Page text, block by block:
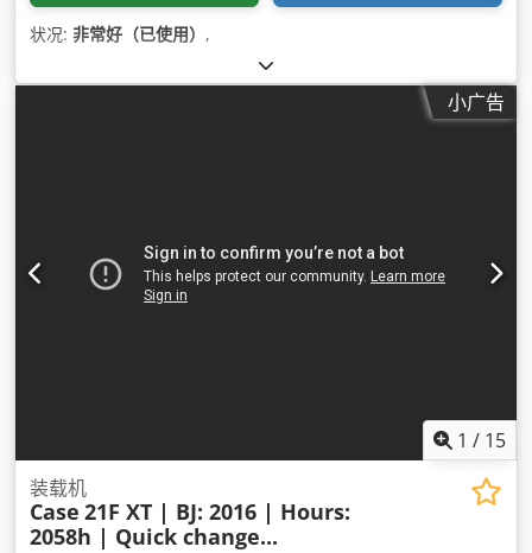
状况: 非常好（已使用） ,
小广告
1 / 15
装载机
Case 21F XT | BJ: 2016 | Hours:
2058h | Quick change...